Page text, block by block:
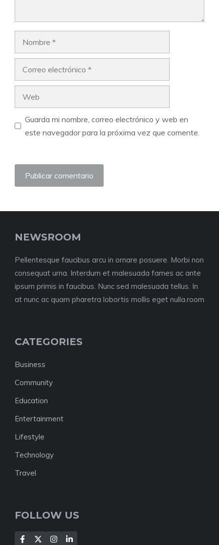
Guarda mi nombre, correo electrónico y web en
este navegador para la próxima vez que comente.
NEWSROOM
Pellentesque faucibus arcu in ornare posuere. Morbi non
consequat urna. Interdum et malesuada fames ac ante
ipsum primis in faucibus. Nunc sed malesuada tellus. In
at nunc ac quam pharetra lobortis mollis eget nulla.room
CATEGORIES
Business
Community
Education
Entertainment
Lifestyle
Technology
Travel
FOLLOW US